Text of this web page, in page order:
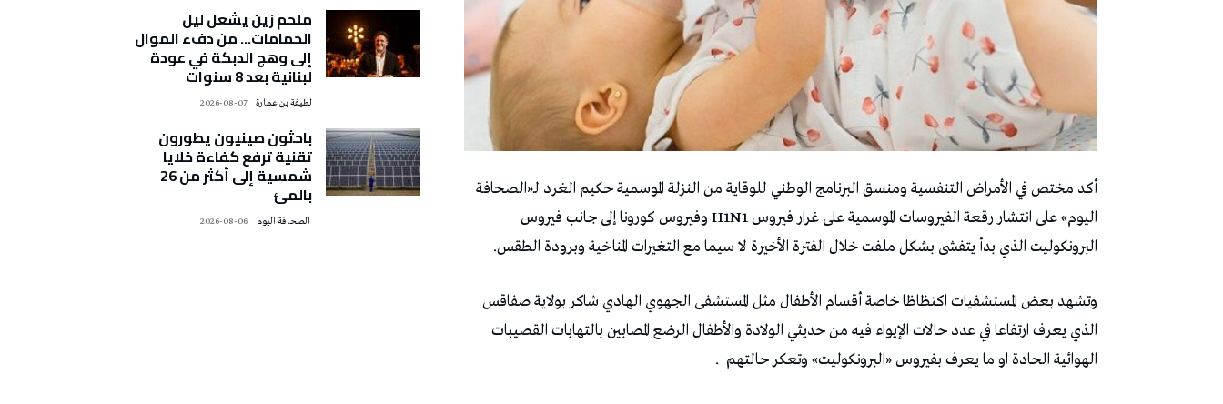
أكد مختص في الأمراض التنفسية ومنسق البرنامج الوطني للوقاية من النزلة الموسمية حكيم الغرد لـ«الصحافة
اليوم» على انتشار رقعة الفيروسات الموسمية على غرار فيروس H1N1 وفيروس كورونا إلى جانب فيروس
البرونكوليت الذي بدأ يتفشى بشكل ملفت خلال الفترة الأخيرة لا سيما مع التغيرات المناخية وبرودة الطقس.
وتشهد بعض المستشفيات اكتظاظا خاصة أقسام الأطفال مثل المستشفى الجهوي الهادي شاكر بولاية صفاقس
الذي يعرف ارتفاعا في عدد حالات الإيواء فيه من حديثي الولادة والأطفال الرضع المصابين بالتهابات القصيبات
الهوائية الحادة او ما يعرف بفيروس «البرونكوليت» وتعكر حالتهم .
ملحم زين يشعل ليل
الحمامات… من دفء الموال
إلى وهج الدبكة في عودة
لبنانية بعد 8 سنوات
لطيفة بن عمارة 2026-08-07
باحثون صينيون يطورون
تقنية ترفع كفاءة خلايا
شمسية إلى أكثر من 26
بالمئ
2026-08-06